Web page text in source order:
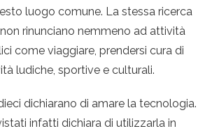
luogo comune. La stessa ricerca
rinunciano nemmeno ad attività
come viaggiare, prendersi cura di
ludiche, sportive e culturali.
dichiarano di amare la tecnologia.
infatti dichiara di utilizzarla in